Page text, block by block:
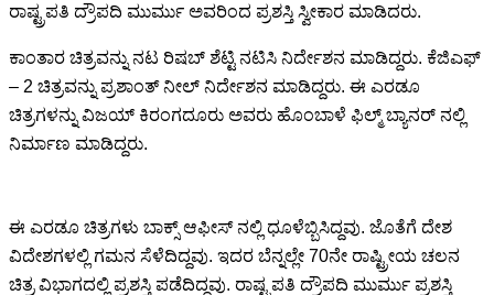
ರಾಷ್ಟ್ರಪತಿ ದ್ರೌಪದಿ ಮುರ್ಮು ಅವರಿಂದ ಪ್ರಶಸ್ತಿ ಸ್ವೀಕಾರ ಮಾಡಿದರು.
ಕಾಂತಾರ ಚಿತ್ರವನ್ನು ನಟ ರಿಷಬ್ ಶೆಟ್ಟಿ ನಟಿಸಿ ನಿರ್ದೇಶನ ಮಾಡಿದ್ದರು. ಕೆಜಿಎಫ್
– 2 ಚಿತ್ರವನ್ನು ಪ್ರಶಾಂತ್ ನೀಲ್ ನಿರ್ದೇಶನ ಮಾಡಿದ್ದರು. ಈ ಎರಡೂ
ಚಿತ್ರಗಳನ್ನು ವಿಜಯ್ ಕಿರಂಗದೂರು ಅವರು ಹೊಂಬಾಳೆ ಫಿಲ್ಮ್‌ ಬ್ಯಾನರ್ ನಲ್ಲಿ
ನಿರ್ಮಾಣ ಮಾಡಿದ್ದರು.
ಈ ಎರಡೂ ಚಿತ್ರಗಳು ಬಾಕ್ಸ್ ಆಫೀಸ್ ನಲ್ಲಿ ಧೂಳೆಬ್ಬಿಸಿದ್ದವು. ಜೊತೆಗೆ ದೇಶ
ವಿದೇಶಗಳಲ್ಲಿ ಗಮನ‌ ಸೆಳೆದಿದ್ದವು. ಇದರ ಬೆನ್ನಲ್ಲೇ 70ನೇ ರಾಷ್ಟ್ರೀಯ ಚಲನ‌
ಚಿತ್ರ ವಿಭಾಗದಲ್ಲಿ ಪ್ರಶಸ್ತಿ ಪಡೆದಿದ್ದವು. ರಾಷ್ಟ್ರಪತಿ ದ್ರೌಪದಿ ಮುರ್ಮು ಪ್ರಶಸ್ತಿ